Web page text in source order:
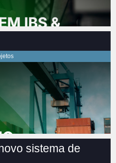
sistema de